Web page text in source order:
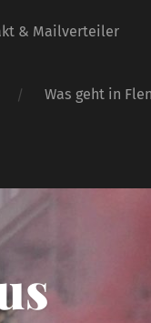
& Mailverteiler
Was geht in